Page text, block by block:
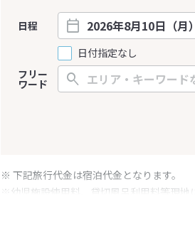
日程
日付指定なし
フリー
ワード
※ 下記旅行代金は宿泊代金となります。
※幼児施設使用料、貸切風呂利用料等現